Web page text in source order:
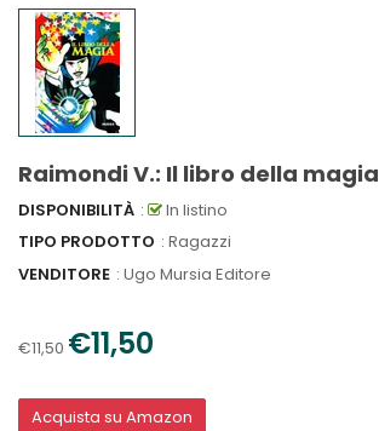
Raimondi V.: Il libro della magia
DISPONIBILITÀ :
In listino
TIPO PRODOTTO : Ragazzi
VENDITORE : Ugo Mursia Editore
€11,50 €11,50
Acquista su Amazon